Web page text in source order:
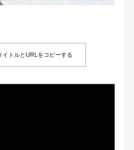
イトルとURLをコピーする